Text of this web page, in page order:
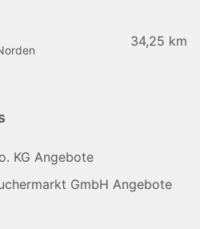
34,25 km
KG Angebote
GmbH Angebote